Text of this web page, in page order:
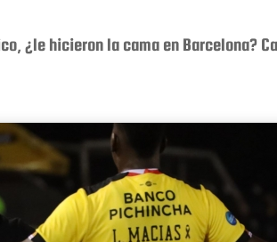
¿le hicieron la cama en Barcelona?